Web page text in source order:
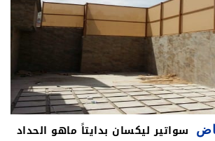
.
سواتير ليكسان بدايتاً ماهو الحداد